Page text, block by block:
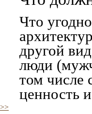
Что
другой
люди
том числе
ценность